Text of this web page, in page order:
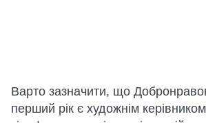
Варто зазначити, що
перший рік є художнім